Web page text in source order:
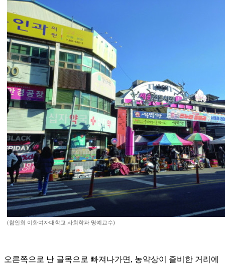
(함인희 이화여자대학교 사회학과 명예교수)
오른쪽으로 난 골목으로 빠져나가면, 농약상이 즐비한 거리에